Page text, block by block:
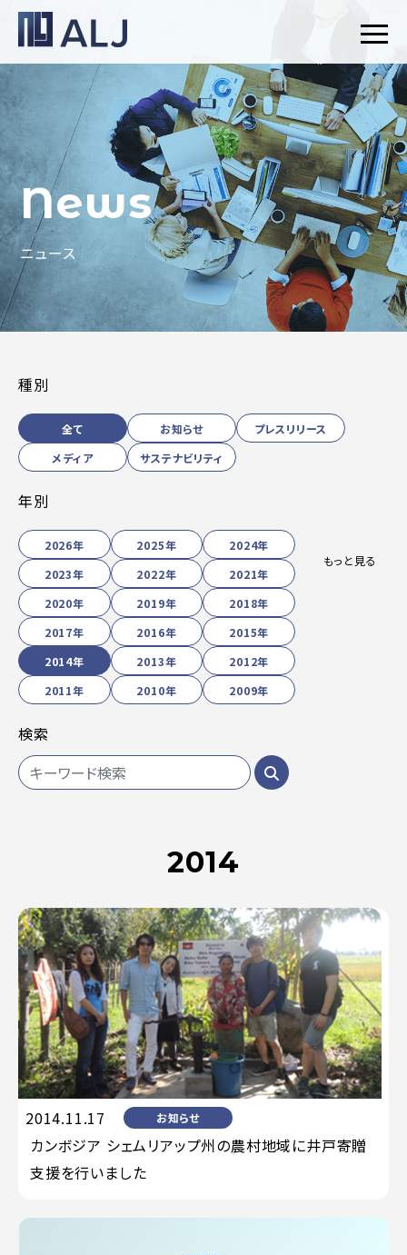
News
ニュース
種別
全て お知らせ
プレスリリース
メディア
サステナビリティ
年別
2026年 2025年
2024年
2023年
2022年
2021年
2020年
2019年
2018年
2017年
2016年
2015年
2014年
2013年
2012年
2011年
2010年 2009年
もっと見る
検索
2014
2014.11.17 お知らせ
カンボジア シェムリアップ州の農村地域に井戸寄贈
支援を行いました